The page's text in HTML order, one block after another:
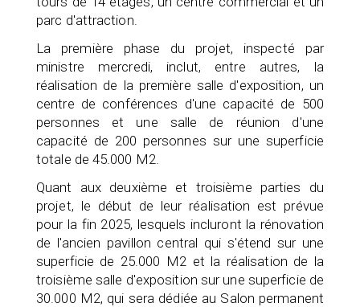
parc d'attraction.
La première phase du projet, inspecté par
ministre mercredi, inclut, entre autres, la
réalisation de la première salle d'exposition, un
centre de conférences d'une capacité de 500
personnes et une salle de réunion d'une
capacité de 200 personnes sur une superficie
totale de 45.000 M2.
Quant aux deuxième et troisième parties du
projet, le début de leur réalisation est prévue
pour la fin 2025, lesquels incluront la rénovation
de l'ancien pavillon central qui s'étend sur une
superficie de 25.000 M2 et la réalisation de la
troisième salle d'exposition sur une superficie de
30.000 M2, qui sera dédiée au Salon permanent